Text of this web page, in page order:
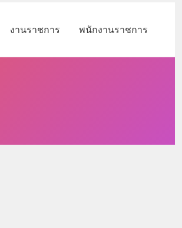
งานราชการ พนักงานราชการ